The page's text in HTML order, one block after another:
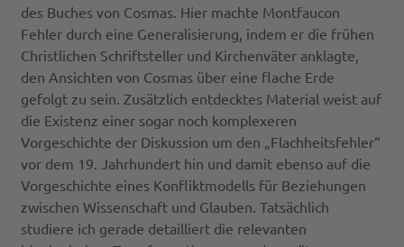
des Buches von Cosmas. Hier machte Montfaucon
Fehler durch eine Generalisierung, indem er die frühen
Christlichen Schriftsteller und Kirchenväter anklagte,
den Ansichten von Cosmas über eine flache Erde
gefolgt zu sein. Zusätzlich entdecktes Material weist auf
die Existenz einer sogar noch komplexeren
Vorgeschichte der Diskussion um den „Flachheitsfehler“
vor dem 19. Jahrhundert hin und damit ebenso auf die
Vorgeschichte eines Konfliktmodells für Beziehungen
zwischen Wissenschaft und Glauben. Tatsächlich
studiere ich gerade detailliert die relevanten